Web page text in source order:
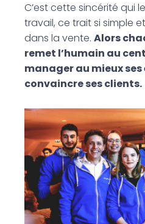
C’est cette sincérité qui
travail, ce trait si simple
dans la vente. Alors
remet l’humain au
manager au mieux ses
convaincre ses clients.